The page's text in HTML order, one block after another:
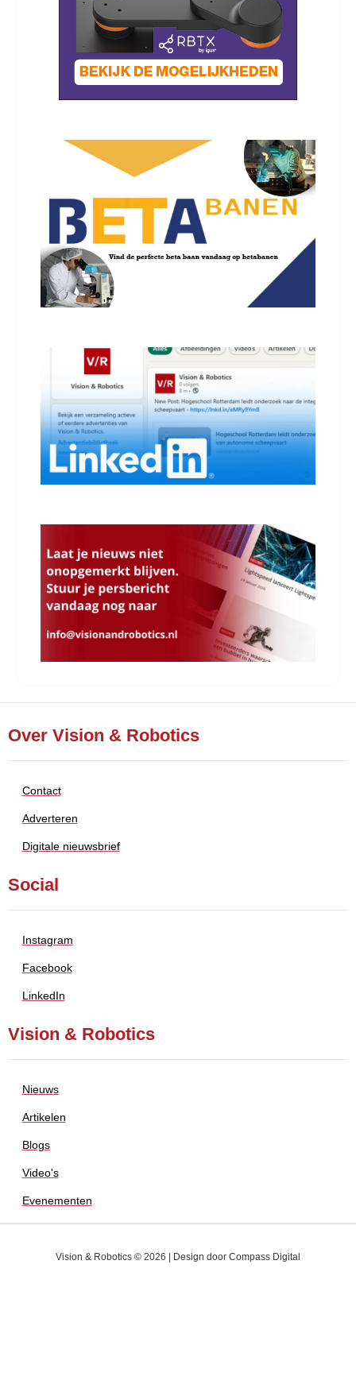
Over Vision & Robotics
Contact
Adverteren
Digitale nieuwsbrief
Social
Instagram
Facebook
LinkedIn
Vision & Robotics
Nieuws
Artikelen
Blogs
Video's
Evenementen
Vision & Robotics © 2026 | Design door Compass Digital